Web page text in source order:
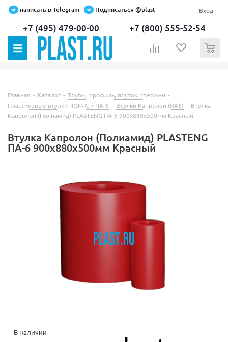
написать в Telegram Подписаться @plast Вход
+7 (495) 479-00-00 +7 (800) 555-52-54
Главная - Каталог - Трубы, профиль, пруток, стержни -
Пластиковые втулки ПОМ-С и ПА-6 - Втулки Капролон (ПА6) - Втулка
Капролон (Полиамид) PLASTENG ПА-6 900х880х500мм Красный
Втулка Капролон (Полиамид) PLASTENG
ПА-6 900х880х500мм Красный
В наличии